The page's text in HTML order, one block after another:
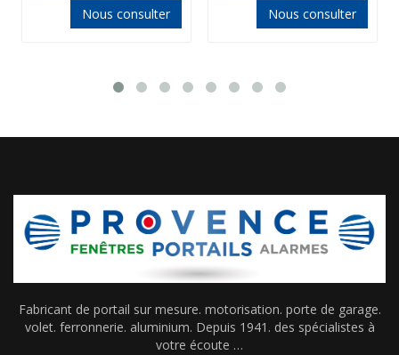
Nous consulter Nous consulter
Fabricant de portail sur mesure. motorisation. porte de garage.
volet. ferronnerie. aluminium. Depuis 1941. des spécialistes à
votre écoute …